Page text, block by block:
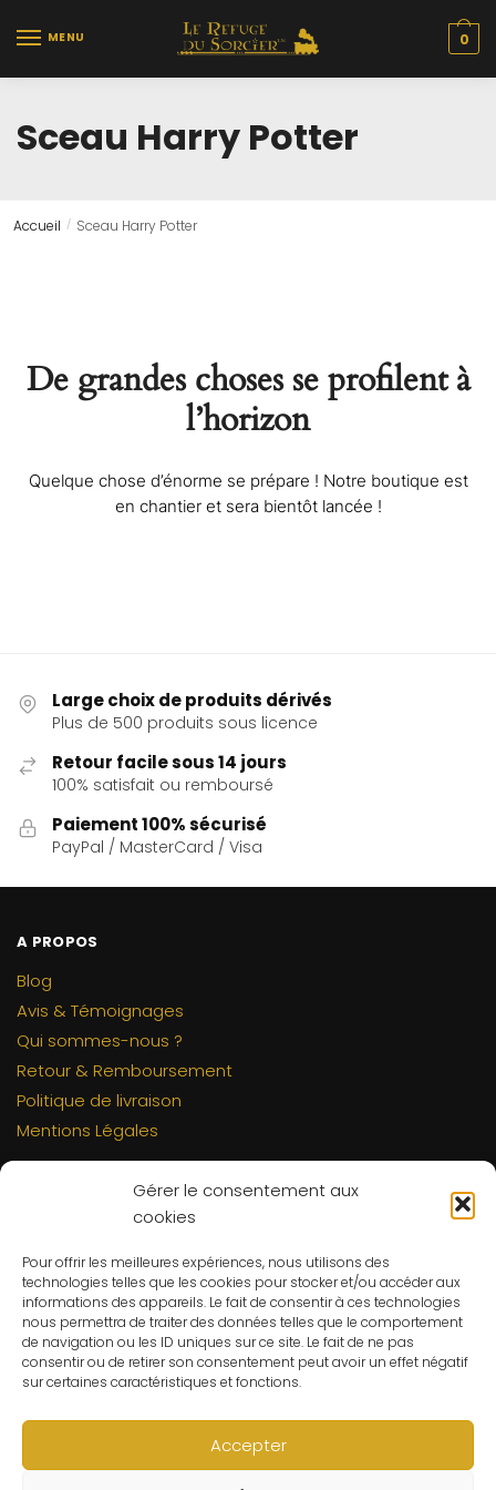
Gérer le consentement aux
cookies
Pour offrir les meilleures expériences, nous utilisons des
technologies telles que les cookies pour stocker et/ou accéder aux
informations des appareils. Le fait de consentir à ces technologies
nous permettra de traiter des données telles que le comportement
de navigation ou les ID uniques sur ce site. Le fait de ne pas
consentir ou de retirer son consentement peut avoir un effet négatif
sur certaines caractéristiques et fonctions.
Accepter
MENU 0
Sceau Harry Potter
Accueil / Sceau Harry Potter
De grandes choses se profilent à
l’horizon
Quelque chose d’énorme se prépare ! Notre boutique est
en chantier et sera bientôt lancée !
Large choix de produits dérivés
Plus de 500 produits sous licence
Retour facile sous 14 jours
100% satisfait ou remboursé
Paiement 100% sécurisé
PayPal / MasterCard / Visa
A PROPOS
Blog
Avis & Témoignages
Qui sommes-nous ?
Retour & Remboursement
Politique de livraison
Mentions Légales
Contact
C.G.V
Suivre ma commande
CONTACT
Un problème ? Une question ? Le Refuge du Sorcier™ est
à votre disposition 7j/7 et 24h/24.